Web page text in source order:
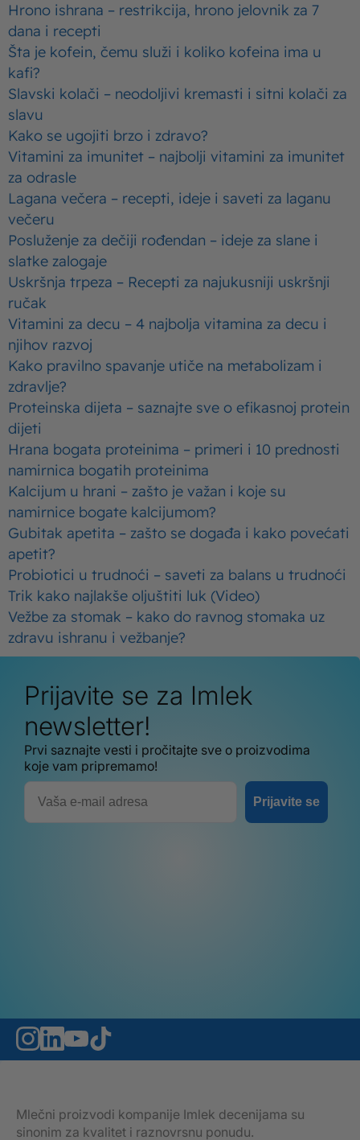
Hrono ishrana – restrikcija, hrono jelovnik za 7
dana i recepti
Šta je kofein, čemu služi i koliko kofeina ima u
kafi?
Slavski kolači – neodoljivi kremasti i sitni kolači za
slavu
Kako se ugojiti brzo i zdravo?
Vitamini za imunitet – najbolji vitamini za imunitet
za odrasle
Lagana večera – recepti, ideje i saveti za laganu
večeru
Posluženje za dečiji rođendan – ideje za slane i
slatke zalogaje
Uskršnja trpeza – Recepti za najukusniji uskršnji
ručak
Vitamini za decu – 4 najbolja vitamina za decu i
njihov razvoj
Kako pravilno spavanje utiče na metabolizam i
zdravlje?
Proteinska dijeta – saznajte sve o efikasnoj protein
dijeti
Hrana bogata proteinima – primeri i 10 prednosti
namirnica bogatih proteinima
Kalcijum u hrani – zašto je važan i koje su
namirnice bogate kalcijumom?
Gubitak apetita – zašto se događa i kako povećati
apetit?
Probiotici u trudnoći – saveti za balans u trudnoći
Trik kako najlakše oljuštiti luk (Video)
Vežbe za stomak – kako do ravnog stomaka uz
zdravu ishranu i vežbanje?
Mlečni proizvodi kompanije Imlek decenijama su
sinonim za kvalitet i raznovrsnu ponudu.
Prijavite se za Imlek
newsletter!
Prvi saznajte vesti i pročitajte sve o proizvodima
koje vam pripremamo!
Email
Prijavite se